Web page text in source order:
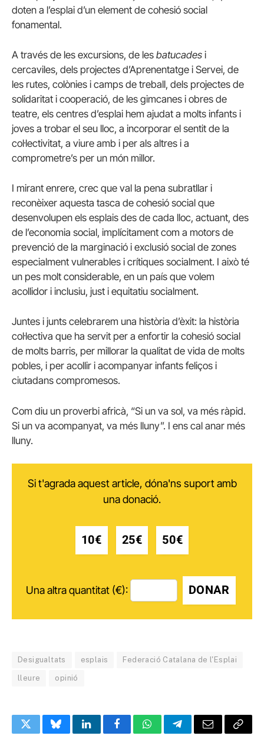
doten a l’esplai d’un element de cohesió social
fonamental.
A través de les excursions, de les batucades i
cercaviles, dels projectes d’Aprenentatge i Servei, de
les rutes, colònies i camps de treball, dels projectes de
solidaritat i cooperació, de les gimcanes i obres de
teatre, els centres d’esplai hem ajudat a molts infants i
joves a trobar el seu lloc, a incorporar el sentit de la
col·lectivitat, a viure amb i per als altres i a
comprometre’s per un món millor.
I mirant enrere, crec que val la pena subratllar i
reconèixer aquesta tasca de cohesió social que
desenvolupen els esplais des de cada lloc, actuant, des
de l’economia social, implícitament com a motors de
prevenció de la marginació i exclusió social de zones
especialment vulnerables i crítiques socialment. I això té
un pes molt considerable, en un país que volem
acollidor i inclusiu, just i equitatiu socialment.
Juntes i junts celebrarem una història d’èxit: la història
col·lectiva que ha servit per a enfortir la cohesió social
de molts barris, per millorar la qualitat de vida de molts
pobles, i per acollir i acompanyar infants feliços i
ciutadans compromesos.
Com diu un proverbi africà, “Si un va sol, va més ràpid.
Si un va acompanyat, va més lluny”. I ens cal anar més
lluny.
Si t'agrada aquest article, dóna'ns suport amb
una donació.
10€ 25€ 50€
Una altra quantitat (€): DONAR
Desigualtats esplais Federació Catalana de l'Esplai
lleure opinió
TwitterBlueskyLinkedInFacebookWhatsAppTelegramEmail Copy